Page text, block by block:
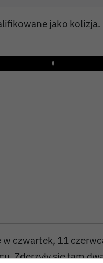
jako kolizja.
Play
w czwartek, 11
Zderzyły się tam